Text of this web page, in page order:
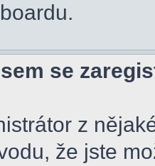
se
z
že jste